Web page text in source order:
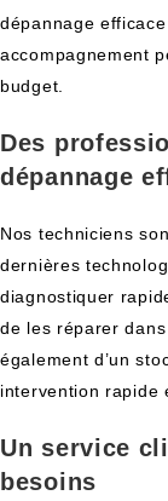
dépannage
accompagnement
budget.
Des
dépannage
Nos techniciens
dernières
diagnostiquer
de les réparer
également d’un
intervention rapide
Un service
besoins